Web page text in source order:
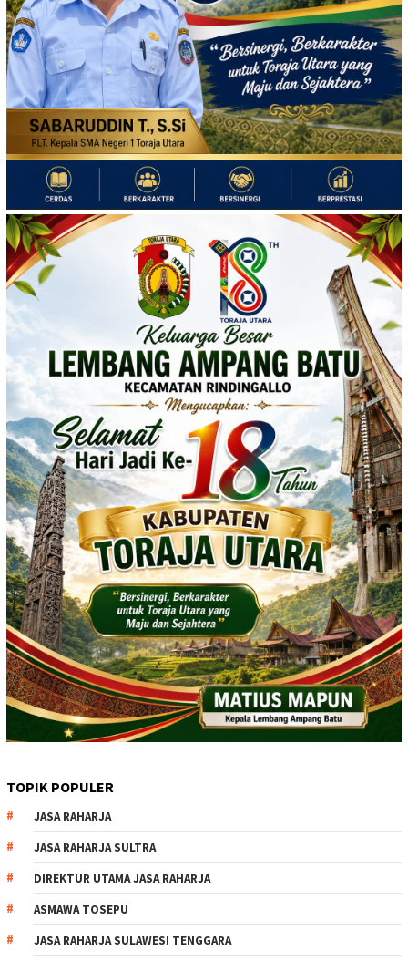
TOPIK POPULER
JASA RAHARJA
JASA RAHARJA SULTRA
DIREKTUR UTAMA JASA RAHARJA
ASMAWA TOSEPU
JASA RAHARJA SULAWESI TENGGARA